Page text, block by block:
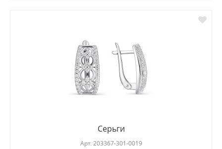
Серьги
Арт. 203367-301-0019